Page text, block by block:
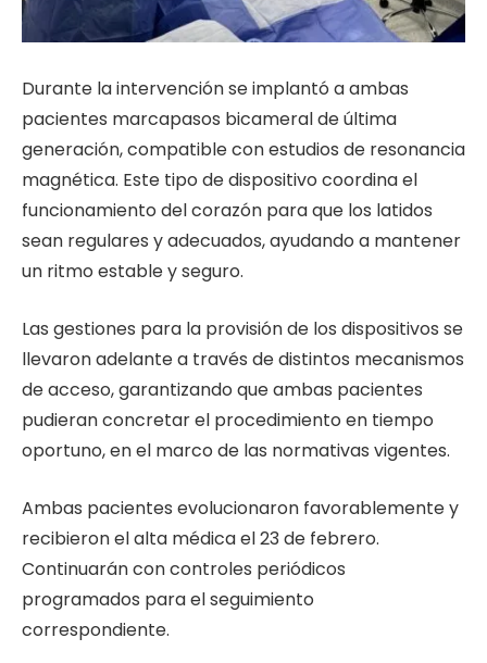
Durante la intervención se implantó a ambas
pacientes marcapasos bicameral de última
generación, compatible con estudios de resonancia
magnética. Este tipo de dispositivo coordina el
funcionamiento del corazón para que los latidos
sean regulares y adecuados, ayudando a mantener
un ritmo estable y seguro.
Las gestiones para la provisión de los dispositivos se
llevaron adelante a través de distintos mecanismos
de acceso, garantizando que ambas pacientes
pudieran concretar el procedimiento en tiempo
oportuno, en el marco de las normativas vigentes.
Ambas pacientes evolucionaron favorablemente y
recibieron el alta médica el 23 de febrero.
Continuarán con controles periódicos
programados para el seguimiento
correspondiente.